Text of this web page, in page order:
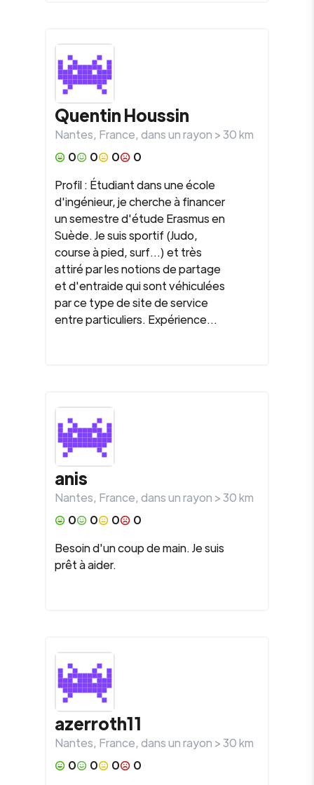
Quentin Houssin
Nantes, France, dans un rayon >30km
0
0 0
0
Profil : Étudiant dans une école
d'ingénieur, je cherche à financer
un semestre d'étude Erasmus en
Suède. Je suis sportif (Judo,
course à pied, surf...) et très
attiré par les notions de partage
et d'entraide qui sont véhiculées
par ce type de site de service
entre particuliers. Expérience...
anis
Nantes, France, dans un rayon >30km
0
0 0
0
Besoin d'un coup de main. Je suis
prêt à aider.
azerroth11
Nantes, France, dans un rayon >30km
0
0 0
0